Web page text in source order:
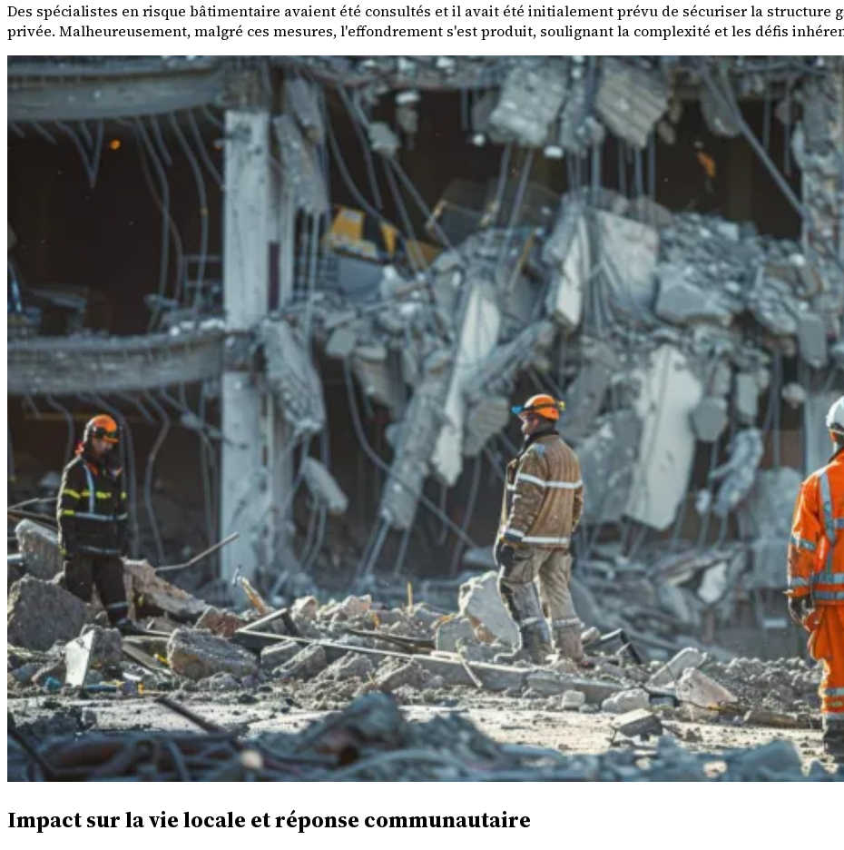
Des spécialistes en risque bâtimentaire avaient été consultés et il avait été initialement prévu de sécuriser la structure
privée. Malheureusement, malgré ces mesures, l'effondrement s'est produit, soulignant la complexité et les défis
Impact sur la vie locale et réponse communautaire